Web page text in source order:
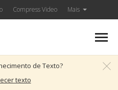
Compress Video Mais
de Texto?
texto